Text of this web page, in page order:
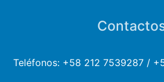
Teléfonos: +58 212 7539287 /